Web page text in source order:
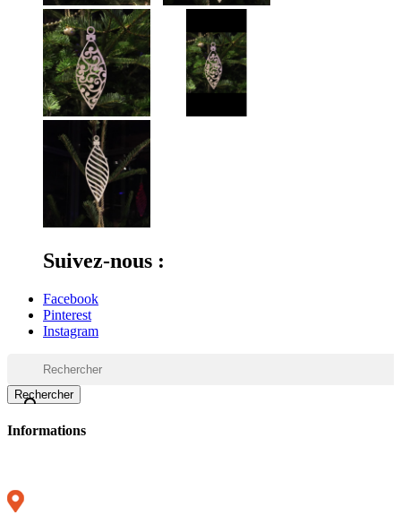
Suivez-nous :
Facebook
Pinterest
Instagram

Rechercher
Informations